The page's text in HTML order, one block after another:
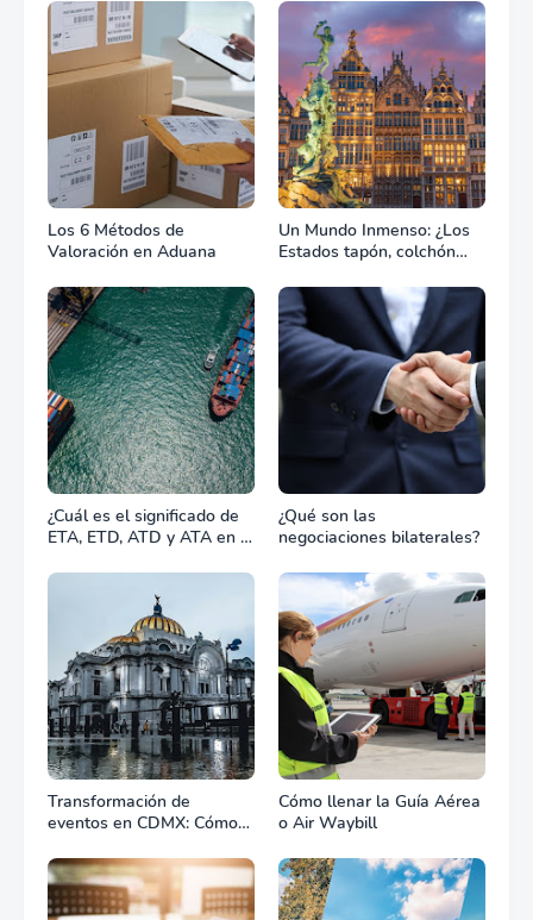
Los 6 Métodos de
Valoración en Aduana
Un Mundo Inmenso: ¿Los
Estados tapón, colchón
combate?
¿Cuál es el significado de
ETA, ETD, ATD y ATA en el
¿Qué son las
negociaciones bilaterales?
Transformación de
eventos en CDMX: Cómo
equipos define el éxito de
tu celebración
Cómo llenar la Guía Aérea
o Air Waybill